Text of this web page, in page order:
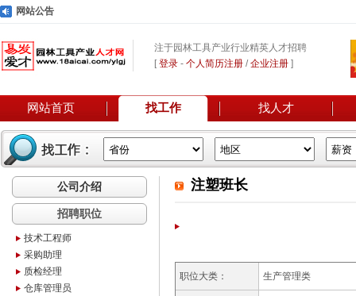
网站公告
注于园林工具产业行业精英人才招聘
[登录 - 个人简历注册 /企业注册 ]
网站首页 找工作 找人才
公司介绍
招聘职位
技术工程师
采购助理
质检经理
仓库管理员
注塑班长
职位大类： 生产管理类